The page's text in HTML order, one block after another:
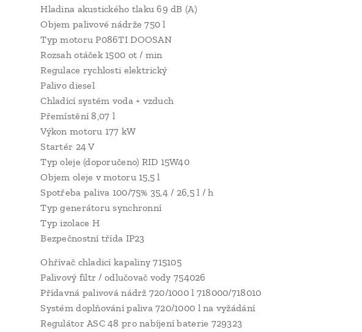
Hladina akustického tlaku 69 dB (A)
Objem palivové nádrže 750 l
Typ motoru P086TI DOOSAN
Rozsah otáček 1500 ot / min
Regulace rychlosti elektrický
Palivo diesel
Chladící systém voda + vzduch
Přemístění 8,07 l
Výkon motoru 177 kW
Startér 24 V
Typ oleje (doporučeno) RID 15W40
Objem oleje v motoru 15,5 l
Spotřeba paliva 100/75% 35,4 / 26,5 l / h
Typ generátoru synchronní
Typ izolace H
Bezpečnostní třída IP23
Ohřívač chladicí kapaliny 715105
Palivový filtr / odlučovač vody 754026
Přídavná palivová nádrž 720/1000 l 718000/718010
Systém doplňování paliva 720/1000 l na vyžádání
Regulátor ASC 48 pro nabíjení baterie 729323